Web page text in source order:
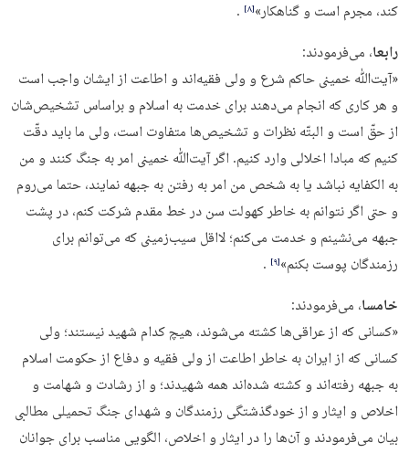
کند، مجرم است و گناهکار»‏[۸]‎
.
رابعا، می‌فرمودند:
«آیت‌ﷲ خمینى حاكم شرع و ولى فقیه‌اند و اطاعت از ایشان واجب است
و هر كارى كه انجام می‌دهند براى خدمت به اسلام و براساس تشخیص‌شان
از حقّ است و البتّه نظرات و تشخیص‌ها متفاوت است، ولى ما باید دقّت
كنیم كه مبادا اخلالى وارد كنیم. اگر آیت‌ﷲ خمینى امر به جنگ كنند و من
به الكفایه نباشد یا به شخص من امر به رفتن به جبهه نمایند، حتما مى‌روم
و حتى اگر نتوانم به خاطر كهولت سن در خط مقدم شركت كنم، در پشت
جبهه مى‌نشینم و خدمت مى‌كنم؛ لااقل سیب‌زمینى كه مى‌توانم براى
رزمندگان پوست بكنم»‏[۹]‎
.
خامسا، می‌فرمودند:
«كسانى كه از عراقى‌ها كشته مى‌شوند، هیچ‌ كدام شهید نیستند؛ ولى
كسانى كه از ایران به‌ خاطر اطاعت از ولی فقیه و دفاع از حكومت اسلام
به جبهه رفته‌اند و كشته شده‌اند همه شهیدند؛ و از رشادت و شهامت و
اخلاص و ایثار و از خودگذشتگى رزمندگان و شهداى جنگ تحمیلى مطالبى
بیان می‌فرمودند و آن‌ها را در ایثار و اخلاص، الگویى مناسب براى جوانان